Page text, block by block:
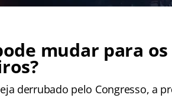
mudar para
derrubado pelo Congresso, a